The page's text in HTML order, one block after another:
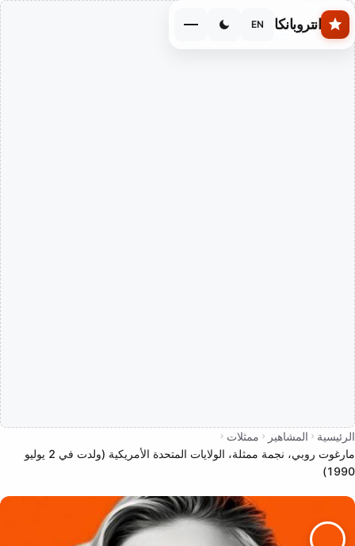
Skip to main content
انتروبانكا EN
الرئيسية المشاهير
ممثلات
مارغوت روبي، نجمة ممثلة، الولايات المتحدة الأمريكية (ولدت في 2 يوليو
1990)